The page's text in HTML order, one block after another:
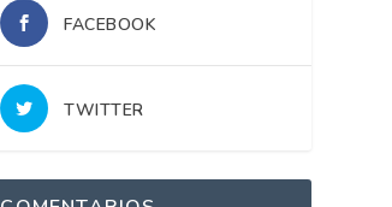
FACEBOOK
TWITTER